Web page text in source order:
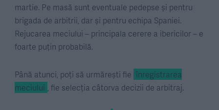
martie. Pe masă sunt eventuale pedepse și pentru
brigada de arbitrii, dar și pentru echipa Spaniei.
Rejucarea meciului – principala cerere a ibericilor – e
foarte puțin probabilă.
Până atunci, poți să urmărești fie înregistrarea
meciului , fie selecția câtorva decizii de arbitraj.